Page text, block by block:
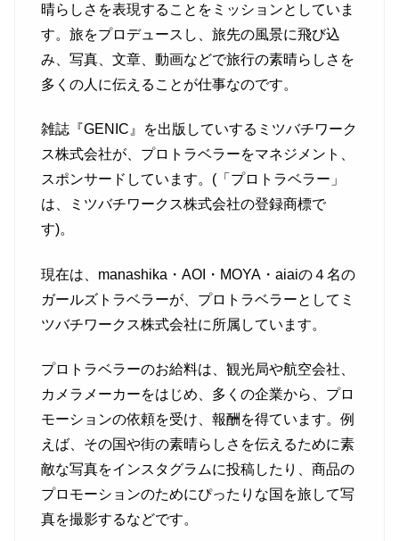
晴らしさを表現することをミッションとしていま
す。旅をプロデュースし、旅先の風景に飛び込
み、写真、文章、動画などで旅行の素晴らしさを
多くの人に伝えることが仕事なのです。
雑誌『GENIC』を出版していするミツバチワーク
ス株式会社が、プロトラベラーをマネジメント、
スポンサードしています。(「プロトラベラー」
は、ミツバチワークス株式会社の登録商標で
す)。
現在は、manashika・AOI・MOYA・aiaiの４名の
ガールズトラベラーが、プロトラベラーとしてミ
ツバチワークス株式会社に所属しています。
プロトラベラーのお給料は、観光局や航空会社、
カメラメーカーをはじめ、多くの企業から、プロ
モーションの依頼を受け、報酬を得ています。例
えば、その国や街の素晴らしさを伝えるために素
敵な写真をインスタグラムに投稿したり、商品の
プロモーションのためにぴったりな国を旅して写
真を撮影するなどです。